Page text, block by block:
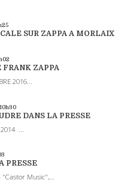
SUR ZAPPA A MORLAIX
FRANK ZAPPA
2016...
10h30
DANS LA PRESSE
...
PRESSE
"Castor Music",...